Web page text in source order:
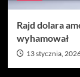
Rajd dolara
wyhamował
13 stycznia,